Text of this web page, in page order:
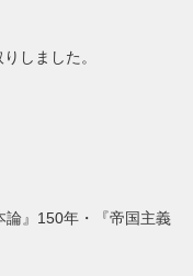
しました。
論』150年・『帝国主義